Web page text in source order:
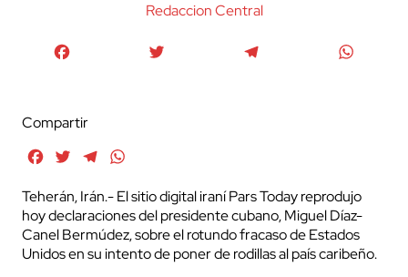
Redaccion Central
Compartir
FacebookTwitterTelegram
Teherán, Irán.- El sitio digital iraní Pars Today reprodujo
hoy declaraciones del presidente cubano, Miguel Díaz-
Canel Bermúdez, sobre el rotundo fracaso de Estados
Unidos en su intento de poner de rodillas al país caribeño.